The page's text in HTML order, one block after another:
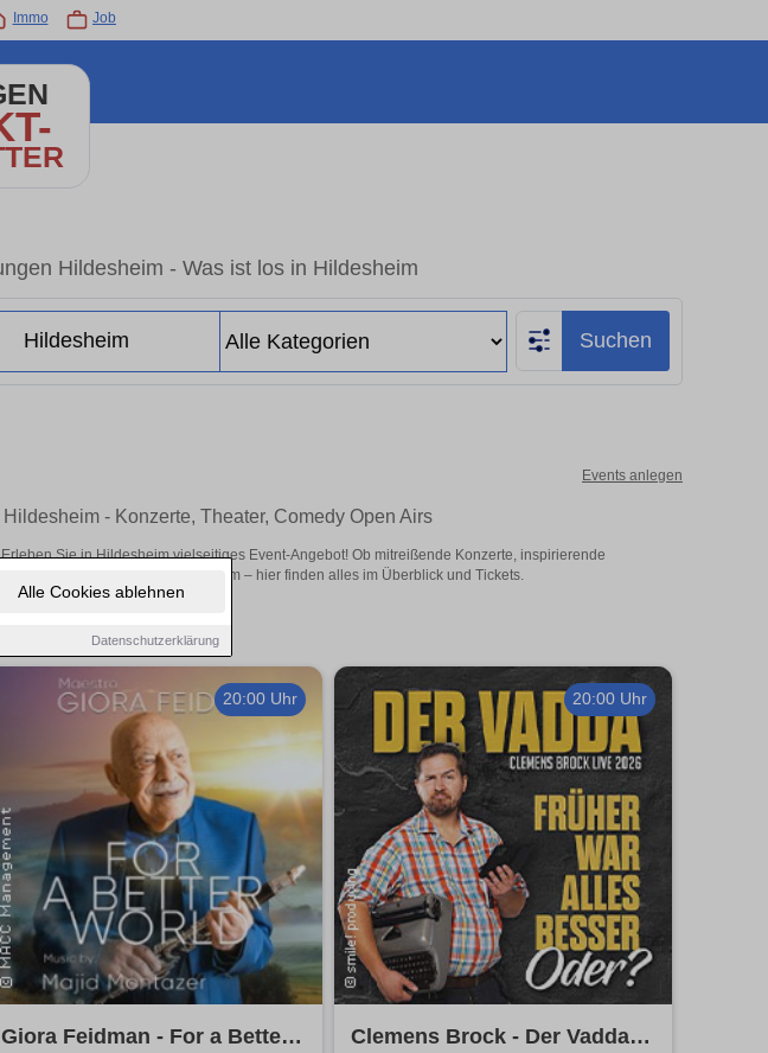
Alle Cookies ablehnen
Datenschutzerklärung
Immo Job
Hildesheim - Was ist los in Hildesheim
Suchen
Events anlegen
- Konzerte, Theater, Comedy Open Airs
Sie in Hildesheim vielseitiges Event-Angebot! Ob mitreißende Konzerte, inspirierende
Veranstaltungen in Hildesheim – hier finden alles im Überblick und Tickets.
20:00 Uhr
Giora Feidman - For a Better
20:00 Uhr
Clemens Brock - Der Vadda -